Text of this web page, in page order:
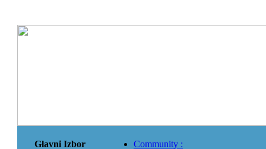
Glavni Izbor
Community :